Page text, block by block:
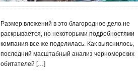
Размер вложений в это благородное дело не
раскрывается, но некоторыми подробностями
компания все же поделилась. Как выяснилось,
последний масштабный анализ черноморских
обитателей […]